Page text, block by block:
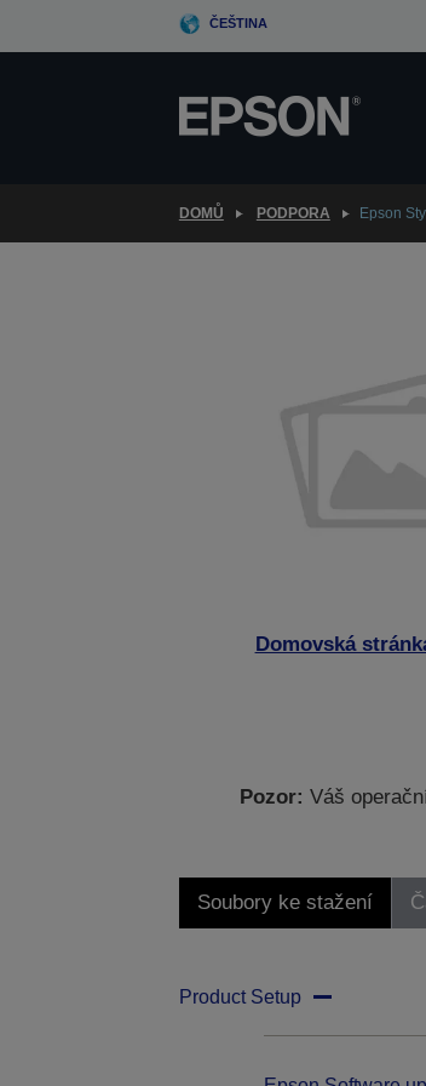
ČEŠTINA
DOMŮ PODPORA Epson
Domovská
Pozor: Váš
Soubory ke stažení
Product Setup